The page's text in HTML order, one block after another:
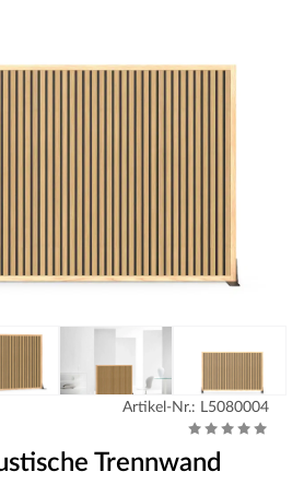
Artikel-Nr.: L5080004
Trennwand